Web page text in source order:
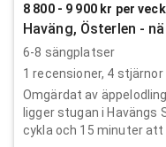
8 800 - 9 900 kr per
Haväng, Österlen -
6-8 sängplatser
1 recensioner, 4
Omgärdat av
ligger stugan i Havängs
cykla och 15 minuter att